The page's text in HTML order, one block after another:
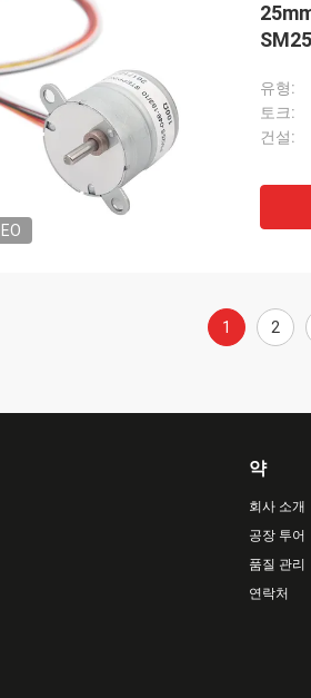
유형:
토크:
건설:
1 2
약
회사 소개
공장 투어
품질 관리
연락처